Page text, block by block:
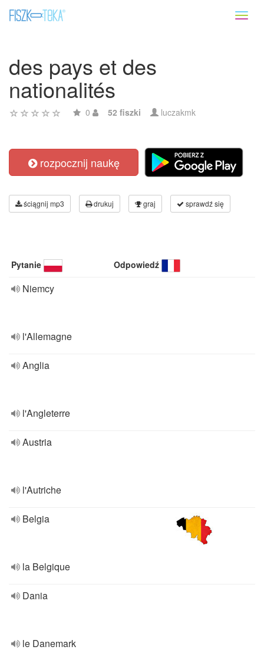
des pays et des
nationalités
0 52 fiszki luczakmk
rozpocznij naukę
ściągnij mp3 drukuj graj sprawdź się
Pytanie Odpowiedź
Niemcy
l'Allemagne
Anglia
l'Angleterre
Austria
l'Autriche
Belgia
la Belgique
Dania
le Danemark